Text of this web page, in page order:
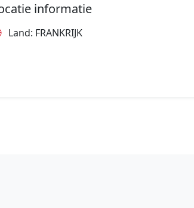
informatie
Land: FRANKRIJK